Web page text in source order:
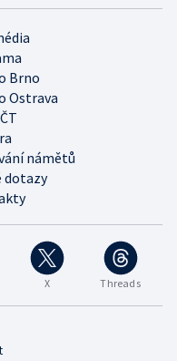
X Threads
Brno
Ostrava
námětů
dotazy